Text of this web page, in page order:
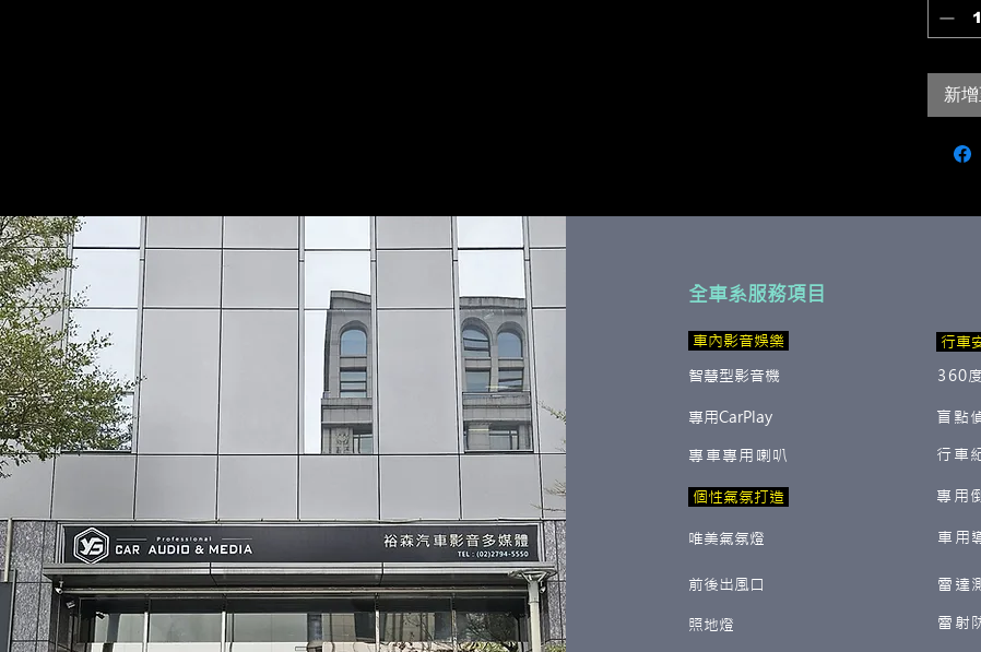
新
全車系服務項目
​ 車內影音娛樂
智慧型影音機
行車
360
專用CarPlay
專車專用喇叭
盲點
行車
專用
​ 個性氣氛打造
唯美氣氛燈 車用
前後出風口 雷達
照地燈 雷射